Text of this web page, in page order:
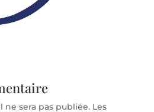
ne sera pas publiée. Les